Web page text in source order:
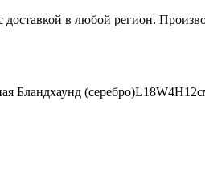
в любой регион.
Бландхаунд